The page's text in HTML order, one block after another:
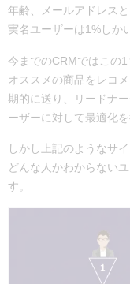
年齢、メールアドレス
実名ユーザーは1%しか
今までのCRMではこの
オススメの商品をレコ
期的に送り、リードナ
ーザーに対して最適化
しかし上記のようなサ
どんな人かわからない
す。